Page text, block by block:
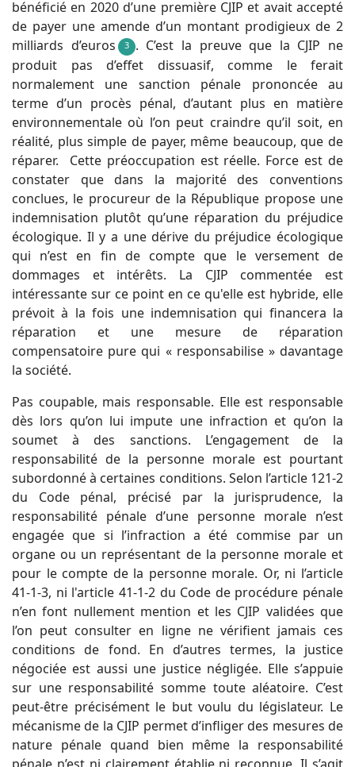
bénéficié en 2020 d’une première CJIP et avait accepté
de payer une amende d’un montant prodigieux de 2
milliards d’euros
3 . C’est la preuve que la CJIP ne
produit pas d’effet dissuasif, comme le ferait
normalement une sanction pénale prononcée au
terme d’un procès pénal, d’autant plus en matière
environnementale où l’on peut craindre qu’il soit, en
réalité, plus simple de payer, même beaucoup, que de
réparer. Cette préoccupation est réelle. Force est de
constater que dans la majorité des conventions
conclues, le procureur de la République propose une
indemnisation plutôt qu’une réparation du préjudice
écologique. Il y a une dérive du préjudice écologique
qui n’est en fin de compte que le versement de
dommages et intérêts. La CJIP commentée est
intéressante sur ce point en ce qu'elle est hybride, elle
prévoit à la fois une indemnisation qui financera la
réparation et une mesure de réparation
compensatoire pure qui « responsabilise » davantage
la société.
Pas coupable, mais responsable. Elle est responsable
dès lors qu’on lui impute une infraction et qu’on la
soumet à des sanctions. L’engagement de la
responsabilité de la personne morale est pourtant
subordonné à certaines conditions. Selon l’article 121-2
du Code pénal, précisé par la jurisprudence, la
responsabilité pénale d’une personne morale n’est
engagée que si l’infraction a été commise par un
organe ou un représentant de la personne morale et
pour le compte de la personne morale. Or, ni l’article
41-1-3, ni l'article 41-1-2 du Code de procédure pénale
n’en font nullement mention et les CJIP validées que
l’on peut consulter en ligne ne vérifient jamais ces
conditions de fond. En d’autres termes, la justice
négociée est aussi une justice négligée. Elle s’appuie
sur une responsabilité somme toute aléatoire. C’est
peut-être précisément le but voulu du législateur. Le
mécanisme de la CJIP permet d’infliger des mesures de
nature pénale quand bien même la responsabilité
pénale n’est ni clairement établie ni reconnue. Il s’agit